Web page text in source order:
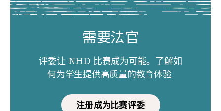
需要法官
评委让 NHD 比赛成为可能。了解如
何为学生提供高质量的教育体验
注册成为比赛评委